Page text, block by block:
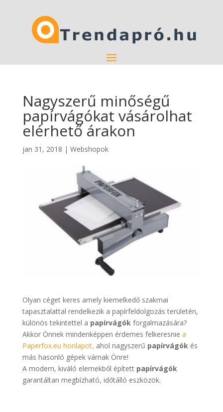
Nagyszerű minőségű
papírvágókat vásárolhat
elérhető árakon
jan 31, 2018 | Webshopok
Olyan céget keres amely kiemelkedő szakmai
tapasztalattal rendelkezik a papírfeldolgozás területén,
különös tekintettel a papírvágókforgalmazására?
Akkor Önnek mindenképpen érdemes felkeresnie a
Paperfox.eu honlapot, ahol nagyszerű papírvágókés
más hasonló gépek várnak Önre!
A modern, kiváló elemekből építettpapírvágók
garantáltan megbízható, időtálló eszközök.